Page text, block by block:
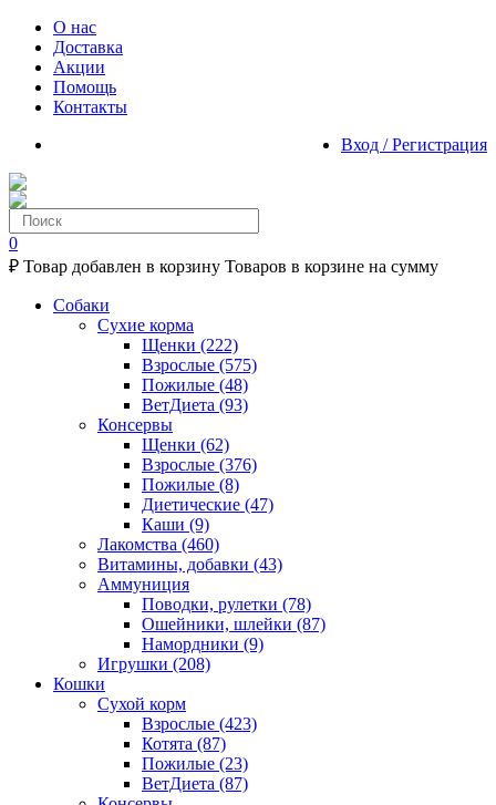
О нас
Доставка
Акции
Помощь
Контакты
Вход / Регистрация
0
₽ Товар добавлен в корзину Товаров в корзине на сумму
Собаки
Сухие корма
Щенки (222)
Взрослые (575)
Пожилые (48)
ВетДиета (93)
Консервы
Щенки (62)
Взрослые (376)
Пожилые (8)
Диетические (47)
Каши (9)
Лакомства (460)
Витамины, добавки (43)
Аммуниция
Поводки, рулетки (78)
Ошейники, шлейки (87)
Намордники (9)
Игрушки (208)
Кошки
Сухой корм
Взрослые (423)
Котята (87)
Пожилые (23)
ВетДиета (87)